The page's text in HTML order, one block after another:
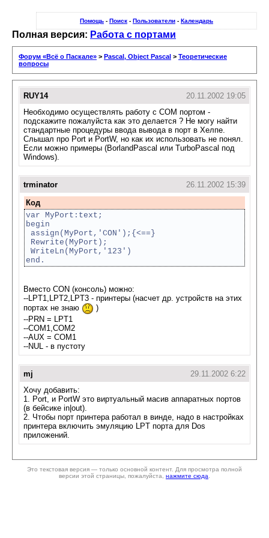
Помощь - Поиск - Пользователи - Календарь
Полная версия: Работа с портами
Форум «Всё о Паскале» > Pascal, Object Pascal > Теоретические
вопросы
RUY14
20.11.2002 19:05
Необходимо осуществлять работу с COM портом -
подскажите пожалуйста как это делается ? Не могу найти
стандартные процедуры ввода вывода в порт в Хелпе.
Слышал про Port и PortW, но как их использовать не понял.
Если можно примеры (BorlandPascal или TurboPascal под
Windows).
trminator
26.11.2002 15:39
Код
var MyPort:text;
begin
assign(MyPort,'CON');{<==}
Rewrite(MyPort);
WriteLn(MyPort,'123')
end.
Вместо CON (консоль) можно:
--LPT1,LPT2,LPT3 - принтеры (насчет др. устройств на этих
портах не знаю
)
--PRN = LPT1
--COM1,COM2
--AUX = COM1
--NUL - в пустоту
mj
29.11.2002 6:22
Хочу добавить:
1. Port, и PortW это виртуальный масив аппаратных портов
(в бейсике in|out).
2. Чтобы порт принтера работал в винде, надо в настройках
принтера включить эмуляцию LPT порта для Dos
приложений.
Это текстовая версия — только основной контент. Для просмотра полной
версии этой страницы, пожалуйста, нажмите сюда